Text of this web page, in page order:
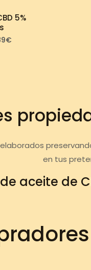
5%
€
en tus
aceite de